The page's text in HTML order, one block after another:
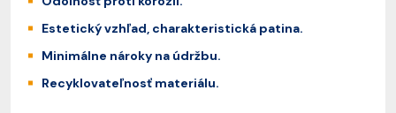
Estetický vzhľad, charakteristická patina.
Minimálne nároky na údržbu.
Recyklovateľnosť materiálu.